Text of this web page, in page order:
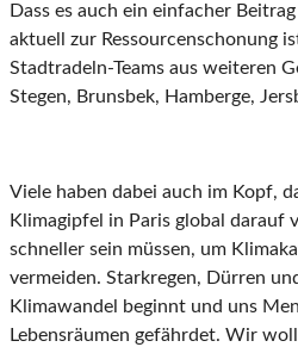
Dass es auch ein einfacher
aktuell zur Ressourcenschonung
Stadtradeln-Teams aus weiteren
Stegen, Brunsbek, Hamberge,
Viele haben dabei auch im Kopf,
Klimagipfel in Paris global darauf
schneller sein müssen, um
vermeiden. Starkregen, Dürren
Klimawandel beginnt und uns
Lebensräumen gefährdet. Wir